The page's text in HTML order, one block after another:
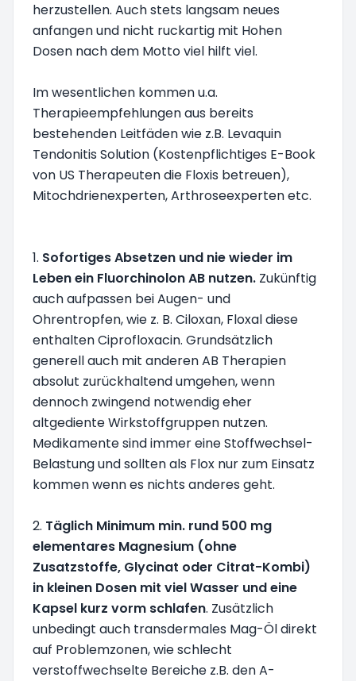
herzustellen. Auch stets langsam neues
anfangen und nicht ruckartig mit Hohen
Dosen nach dem Motto viel hilft viel.
Im wesentlichen kommen u.a.
Therapieempfehlungen aus bereits
bestehenden Leitfäden wie z.B. Levaquin
Tendonitis Solution (Kostenpflichtiges E-Book
von US Therapeuten die Floxis betreuen),
Mitochdrienexperten, Arthroseexperten etc.
1. Sofortiges Absetzen und nie wieder im
Leben ein Fluorchinolon AB nutzen. Zukünftig
auch aufpassen bei Augen- und
Ohrentropfen, wie z. B. Ciloxan, Floxal diese
enthalten Ciprofloxacin. Grundsätzlich
generell auch mit anderen AB Therapien
absolut zurückhaltend umgehen, wenn
dennoch zwingend notwendig eher
altgediente Wirkstoffgruppen nutzen.
Medikamente sind immer eine Stoffwechsel-
Belastung und sollten als Flox nur zum Einsatz
kommen wenn es nichts anderes geht.
2. Täglich Minimum min. rund 500 mg
elementares Magnesium (ohne
Zusatzstoffe, Glycinat oder Citrat-Kombi)
in kleinen Dosen mit viel Wasser und eine
Kapsel kurz vorm schlafen. Zusätzlich
unbedingt auch transdermales Mag-Öl direkt
auf Problemzonen, wie schlecht
verstoffwechselte Bereiche z.B. den A-